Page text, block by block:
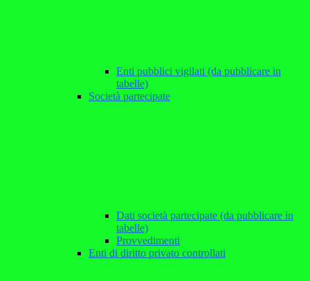
Enti pubblici vigilati (da pubblicare in
tabelle)
Società partecipate
Dati società partecipate (da pubblicare in
tabelle)
Provvedimenti
Enti di diritto privato controllati